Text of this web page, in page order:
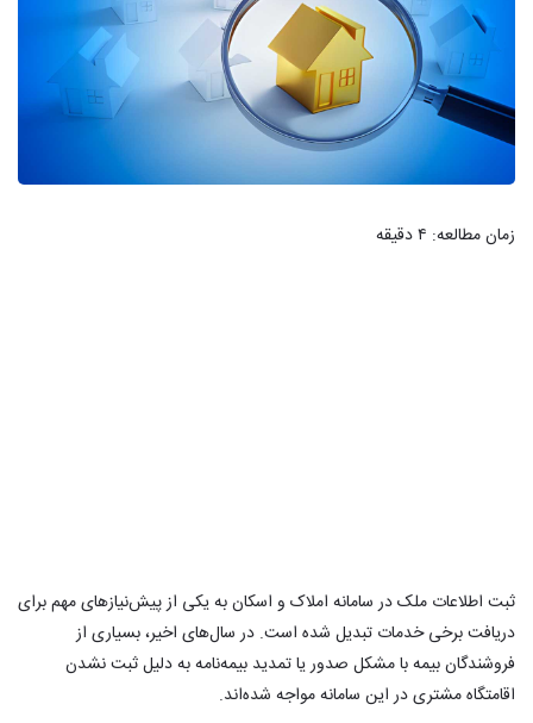
زمان مطالعه: ۴دقیقه
ثبت اطلاعات ملک در سامانه املاک و اسکان به یکی از پیش‌نیازهای مهم برای
دریافت برخی خدمات تبدیل شده است. در سال‌های اخیر، بسیاری از
فروشندگان بیمه با مشکل صدور یا تمدید بیمه‌نامه به دلیل ثبت نشدن
اقامتگاه مشتری در این سامانه مواجه شده‌اند.